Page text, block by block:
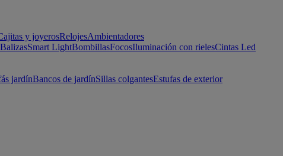
y joyerosRelojesAmbientadores
BalizasSmart LightBombillasFocosIluminación con rielesCintas Led
jardínBancos de jardínSillas colgantesEstufas de exterior